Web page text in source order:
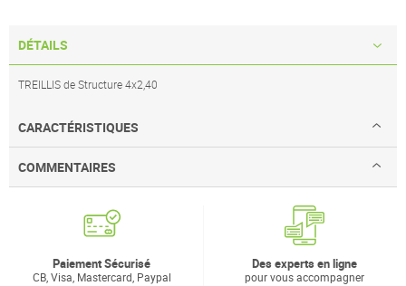
DÉTAILS
TREILLIS de Structure 4x2,40
CARACTÉRISTIQUES
COMMENTAIRES
Paiement Sécurisé
CB, Visa, Mastercard, Paypal
Des experts en ligne
pour vous accompagner